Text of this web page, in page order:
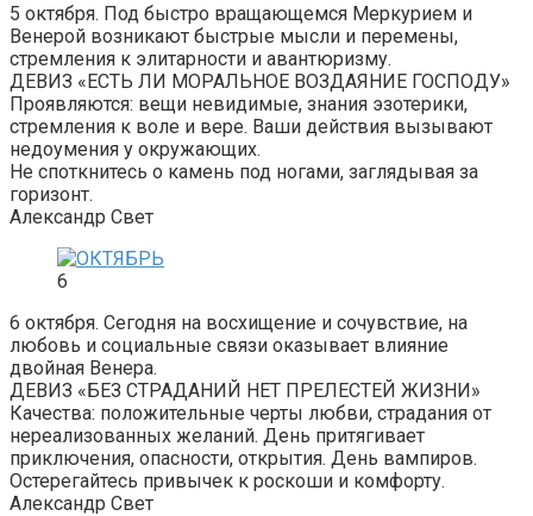
5 октября. Под быстро вращающемся Меркурием и
Венерой возникают быстрые мысли и перемены,
стремления к элитарности и авантюризму.
ДЕВИЗ «ЕСТЬ ЛИ МОРАЛЬНОЕ ВОЗДАЯНИЕ ГОСПОДУ»
Проявляются: вещи невидимые, знания эзотерики,
стремления к воле и вере. Ваши действия вызывают
недоумения у окружающих.
Не споткнитесь о камень под ногами, заглядывая за
горизонт.
Александр Свет
6
6 октября. Сегодня на восхищение и сочувствие, на
любовь и социальные связи оказывает влияние
двойная Венера.
ДЕВИЗ «БЕЗ СТРАДАНИЙ НЕТ ПРЕЛЕСТЕЙ ЖИЗНИ»
Качества: положительные черты любви, страдания от
нереализованных желаний. День притягивает
приключения, опасности, открытия. День вампиров.
Остерегайтесь привычек к роскоши и комфорту.
Александр Свет